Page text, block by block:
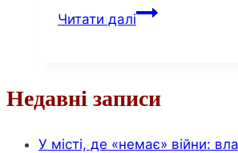
Читати даліДолжен
в
Недавні записи
У місті, де «немає» війни: